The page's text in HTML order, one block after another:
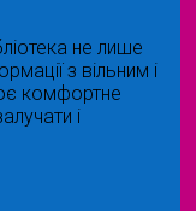
не лише
з вільним і
комфортне
і